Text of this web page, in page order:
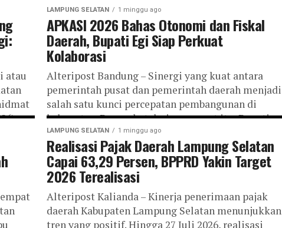
atau
LAMPUNG SELATAN 1 minggu ago
APKASI 2026 Bahas Otonomi dan Fiskal
Daerah, Bupati Egi Siap Perkuat
Kolaborasi
Alteripost Bandung – Sinergi yang kuat antara
pemerintah pusat dan pemerintah daerah menjadi
salah satu kunci percepatan pembangunan di
kabupaten. Berangkat dari semangat itu, Bupati
Lampung...
LAMPUNG SELATAN 1 minggu ago
Realisasi Pajak Daerah Lampung Selatan
Capai 63,29 Persen, BPPRD Yakin Target
2026 Terealisasi
Alteripost Kalianda – Kinerja penerimaan pajak
daerah Kabupaten Lampung Selatan menunjukkan
tren yang positif. Hingga 27 Juli 2026, realisasi